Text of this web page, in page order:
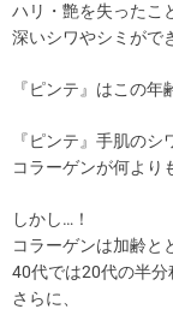
ハリ・艶を失ったこ
深いシワやシミがで
『ピンテ』はこの年
『ピンテ』手肌のシ
コラーゲンが何より
しかし…！
コラーゲンは加齢と
40代では20代の半分
さらに、